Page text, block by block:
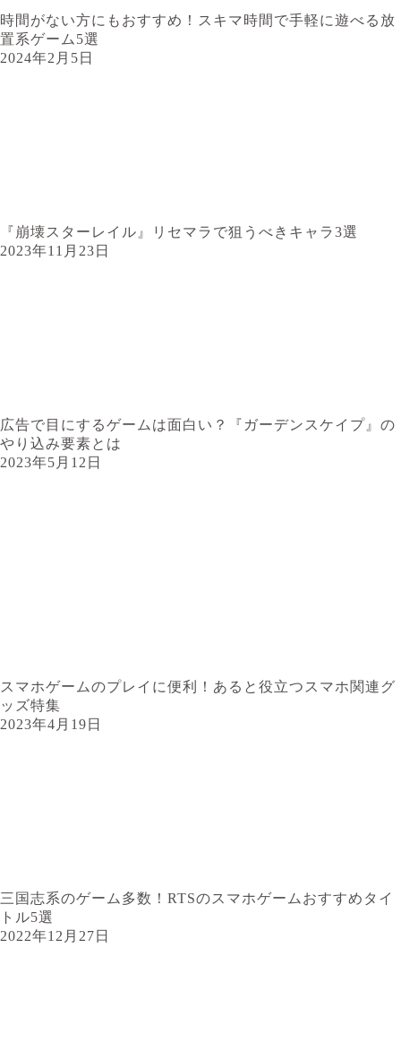
時間がない方にもおすすめ！スキマ時間で手軽に遊べる放
置系ゲーム5選
2024年2月5日
『崩壊スターレイル』リセマラで狙うべきキャラ3選
2023年11月23日
広告で目にするゲームは面白い？『ガーデンスケイプ』の
やり込み要素とは
2023年5月12日
スマホゲームのプレイに便利！あると役立つスマホ関連グ
ッズ特集
2023年4月19日
三国志系のゲーム多数！RTSのスマホゲームおすすめタイ
トル5選
2022年12月27日